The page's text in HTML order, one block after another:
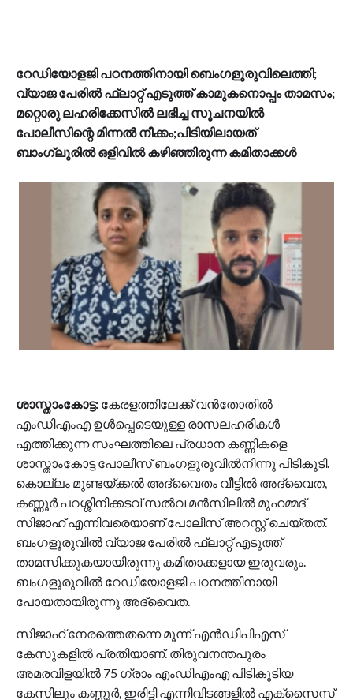
റേഡിയോളജി പഠനത്തിനായി ബെംഗളൂരുവിലെത്തി;
വ്യാജ പേരിൽ ഫ്ലാറ്റ് എടുത്ത് കാമുകനൊപ്പം താമസം;
മറ്റൊരു ലഹരിക്കേസിൽ ലഭിച്ച സൂചനയിൽ
പോലീസിന്റെ മിന്നൽ നീക്കം;പിടിയിലായത്
ബാംഗ്ലൂരിൽ ഒളിവിൽ കഴിഞ്ഞിരുന്ന കമിതാക്കൾ
ശാസ്താംകോട്ട: കേരളത്തിലേക്ക് വൻതോതിൽ
എംഡിഎംഎ ഉൾപ്പെടെയുള്ള രാസലഹരികൾ
എത്തിക്കുന്ന സംഘത്തിലെ പ്രധാന കണ്ണികളെ
ശാസ്താംകോട്ട പോലീസ് ബംഗളൂരുവിൽനിന്നു പിടികൂടി.
കൊല്ലം മുണ്ടയ്ക്കൽ അദ്വൈതം വീട്ടിൽ അദ്വൈത,
കണ്ണൂർ പറശ്ശിനിക്കടവ് സൽവ മൻസിലിൽ മുഹമ്മദ്
സിജാഹ് എന്നിവരെയാണ് പോലീസ് അറസ്റ്റ് ചെയ്തത്.
ബംഗളൂരുവിൽ വ്യാജ പേരിൽ ഫ്ലാറ്റ് എടുത്ത്
താമസിക്കുകയായിരുന്നു കമിതാക്കളായ ഇരുവരും.
ബംഗളൂരുവിൽ റേഡിയോളജി പഠനത്തിനായി
പോയതായിരുന്നു അദ്വൈത.
സിജാഹ് നേരത്തെതന്നെ മൂന്ന് എൻഡിപിഎസ്
കേസുകളിൽ പ്രതിയാണ്. തിരുവനന്തപുരം
അമരവിളയിൽ 75 ഗ്രാം എംഡിഎംഎ പിടികൂടിയ
കേസിലും കണ്ണൂർ, ഇരിട്ടി എന്നിവിടങ്ങളിൽ എക്സൈസ്